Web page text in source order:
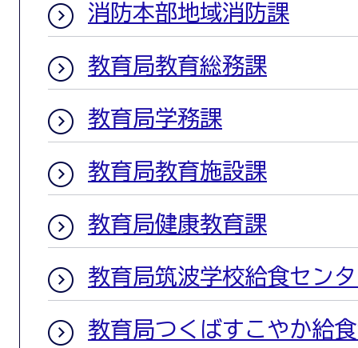
消防本部地域消防課
教育局教育総務課
教育局学務課
教育局教育施設課
教育局健康教育課
教育局筑波学校給食セン
教育局つくばすこやか給